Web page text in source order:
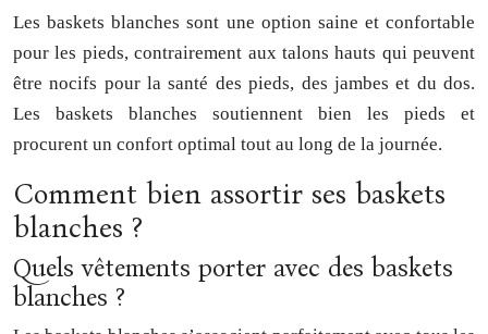
Les baskets blanches sont une option saine et confortable
pour les pieds, contrairement aux talons hauts qui peuvent
être nocifs pour la santé des pieds, des jambes et du dos.
Les baskets blanches soutiennent bien les pieds et
procurent un confort optimal tout au long de la journée.
Comment bien assortir ses baskets
blanches ?
Quels vêtements porter avec des baskets
blanches ?